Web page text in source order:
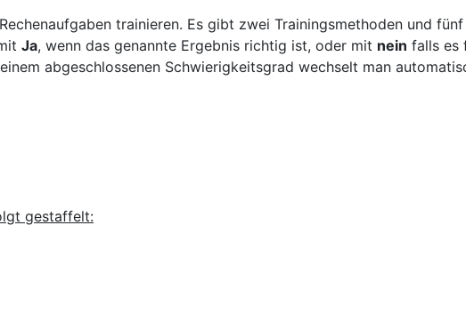
trainieren. Es gibt zwei Trainingsmethoden und
Ja, wenn das genannte Ergebnis richtig ist, oder mit nein falls es
abgeschlossenen Schwierigkeitsgrad wechselt man
gestaffelt: